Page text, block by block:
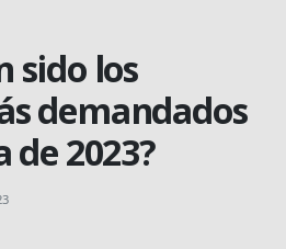
sido los
demandados
de 2023?